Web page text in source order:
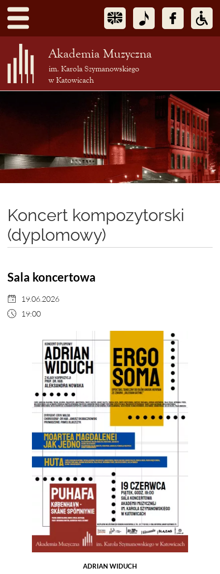
Akademia Muzyczna
im. Karola Szymanowskiego
w Katowicach
Koncert kompozytorski
(dyplomowy)
Sala koncertowa
19.06.2026
19:00
ADRIAN WIDUCH